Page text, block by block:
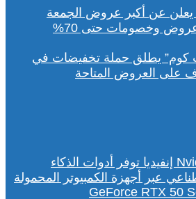
يعلن عن أكبر عروض الجمعة
وخصومات حتى 70%
يطلق حملة تخفيضات في
على العروض المتاحة